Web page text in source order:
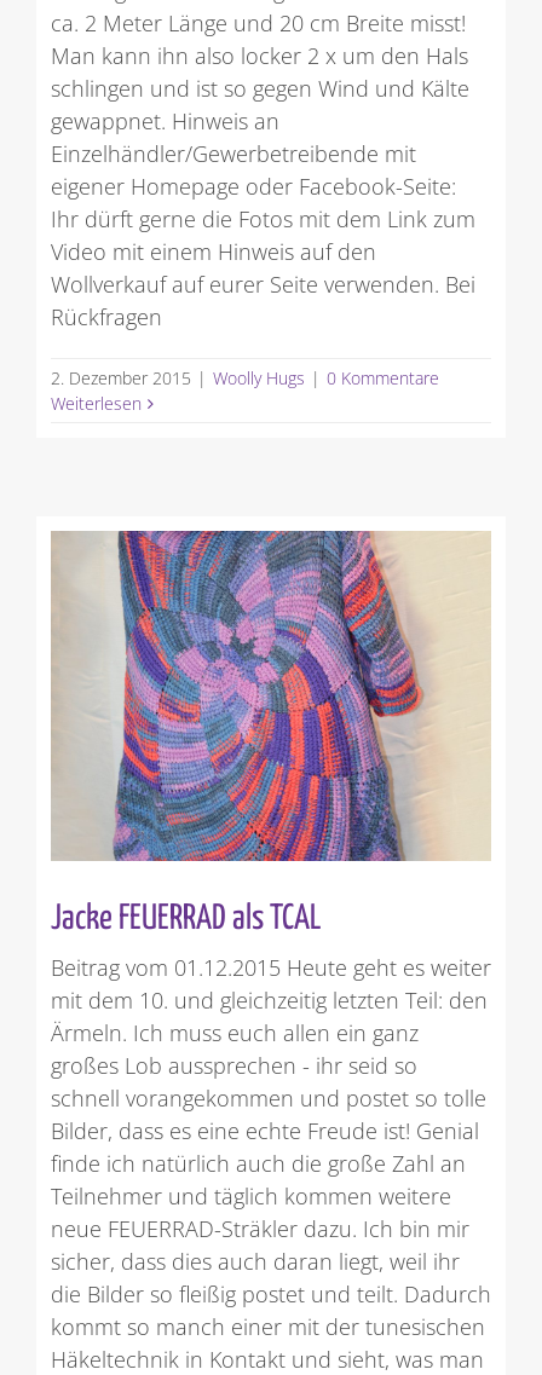
ca. 2 Meter Länge und 20 cm Breite misst!
Man kann ihn also locker 2 x um den Hals
schlingen und ist so gegen Wind und Kälte
gewappnet. Hinweis an
Einzelhändler/Gewerbetreibende mit
eigener Homepage oder Facebook-Seite:
Ihr dürft gerne die Fotos mit dem Link zum
Video mit einem Hinweis auf den
Wollverkauf auf eurer Seite verwenden. Bei
Rückfragen
2. Dezember 2015 | Woolly Hugs | 0 Kommentare
Weiterlesen
Jacke FEUERRAD als TCAL
Beitrag vom 01.12.2015 Heute geht es weiter
mit dem 10. und gleichzeitig letzten Teil: den
Ärmeln. Ich muss euch allen ein ganz
großes Lob aussprechen - ihr seid so
schnell vorangekommen und postet so tolle
Bilder, dass es eine echte Freude ist! Genial
finde ich natürlich auch die große Zahl an
Teilnehmer und täglich kommen weitere
neue FEUERRAD-Sträkler dazu. Ich bin mir
sicher, dass dies auch daran liegt, weil ihr
die Bilder so fleißig postet und teilt. Dadurch
kommt so manch einer mit der tunesischen
Häkeltechnik in Kontakt und sieht, was man